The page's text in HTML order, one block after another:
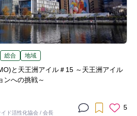
総合 地域
と天王洲アイル＃15 ～天王洲アイル
ンへの挑戦～
ド活性化協会 / 会長
5